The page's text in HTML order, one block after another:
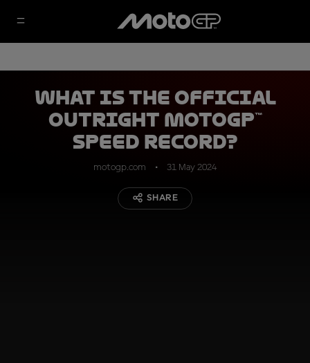
What is the official
outright MotoGP™
speed record?
motogp.com 31 May 2024
SHARE